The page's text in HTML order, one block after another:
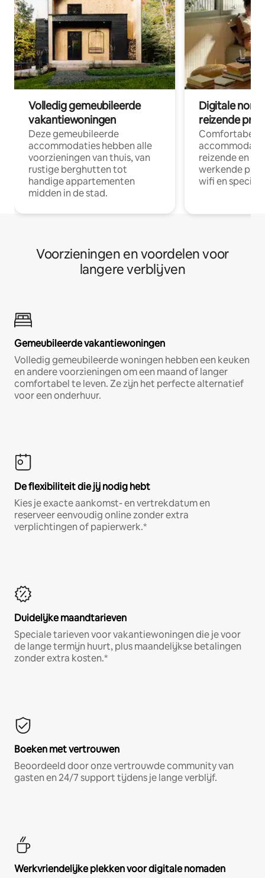
Volledig gemeubileerde
vakantiewoningen
Deze gemeubileerde
accommodaties hebben alle
voorzieningen van thuis, van
rustige berghutten tot
handige appartementen
midden in de stad.
Digitale
reizende
Comfortabele
reizende en
werkende
wifi en
Voorzieningen en voordelen voor
langere verblijven
Gemeubileerde vakantiewoningen
Volledig gemeubileerde woningen hebben een keuken
en andere voorzieningen om een maand of langer
comfortabel te leven. Ze zijn het perfecte alternatief
voor een onderhuur.
De flexibiliteit die jij nodig hebt
Kies je exacte aankomst- en vertrekdatum en
reserveer eenvoudig online zonder extra
verplichtingen of papierwerk.*
Duidelijke maandtarieven
Speciale tarieven voor vakantiewoningen die je voor
de lange termijn huurt, plus maandelijkse betalingen
zonder extra kosten.*
Boeken met vertrouwen
Beoordeeld door onze vertrouwde community van
gasten en 24/7 support tijdens je lange verblijf.
Werkvriendelijke plekken voor digitale nomaden